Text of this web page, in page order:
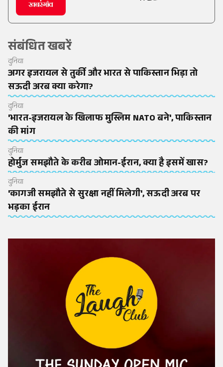
संबंधित खबरें
दुनिया
अगर इजरायल से तुर्की और भारत से पाकिस्तान भिड़ा तो
सऊदी अरब क्या करेगा?
दुनिया
'भारत-इजरायल के खिलाफ मुस्लिम NATO बने', पाकिस्तान
की मांग
दुनिया
होर्मुज समझौते के करीब ओमान-ईरान, क्या है इसमें खास?
दुनिया
'कागजी समझौते से सुरक्षा नहीं मिलेगी', सऊदी अरब पर
भड़का ईरान